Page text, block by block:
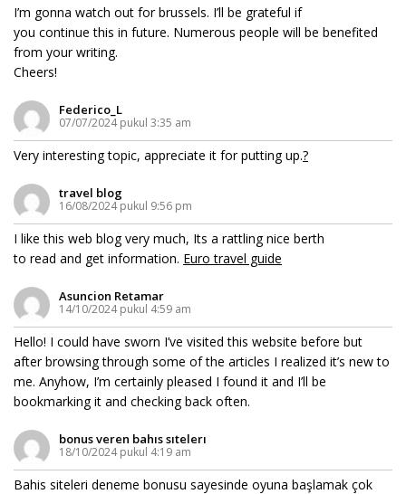
I’m gonna watch out for brussels. I’ll be grateful if
you continue this in future. Numerous people will be benefited
from your writing.
Cheers!
Federico_L
07/07/2024 pukul 3:35 am
Very interesting topic, appreciate it for putting up.?
travel blog
16/08/2024 pukul 9:56 pm
I like this web blog very much, Its a rattling nice berth
to read and get information. Euro travel guide
Asuncion Retamar
14/10/2024 pukul 4:59 am
Hello! I could have sworn I’ve visited this website before but
after browsing through some of the articles I realized it’s new to
me. Anyhow, I’m certainly pleased I found it and I’ll be
bookmarking it and checking back often.
bonus veren bahıs sıtelerı
18/10/2024 pukul 4:19 am
Bahis siteleri deneme bonusu sayesinde oyuna başlamak çok